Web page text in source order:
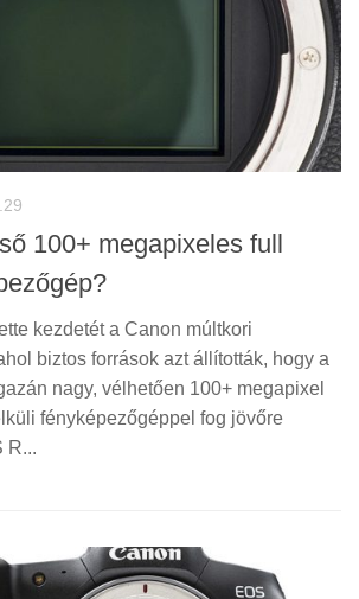
100+ megapixeles full
kezdetét a Canon múltkori
biztos források azt állították, hogy a
nagy, vélhetően 100+ megapixel
fényképezőgéppel fog jövőre
R...